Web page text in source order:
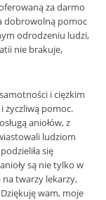
za darmo
dobrowolną pomoc
odrodzeniu ludzi,
nie brakuje,
i ciężkim
życzliwą pomoc.
aniołów, z
ludziom
się
są nie tylko w
twarzy lekarzy,
wam, moje